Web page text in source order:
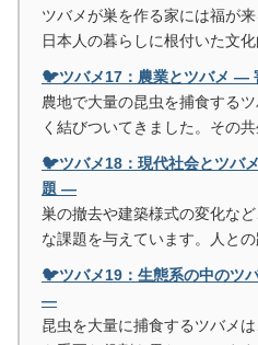
ツバメが巣を作る家には福が
日本人の暮らしに根付いた文
🐦ツバメ17：農業とツバメ ―
農地で大量の昆虫を捕食する
く結びついてきました。その
🐦ツバメ18：現代社会とツバ
題 ―
巣の撤去や建築様式の変化な
な課題を与えています。人と
🐦ツバメ19：生態系の中のツ
―
昆虫を大量に捕食するツバメ